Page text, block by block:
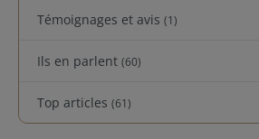
Témoignages et avis (1)
Ils en parlent (60)
Top articles (61)